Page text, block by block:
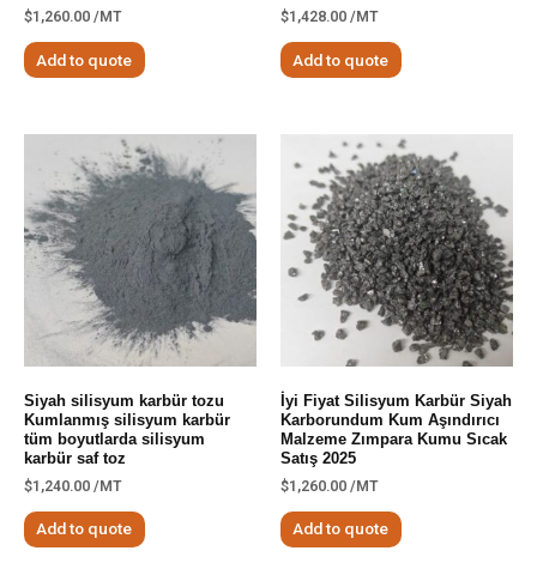
$1,260.00 /MT
Add to quote
$1,428.00 /MT
Add to quote
Siyah silisyum karbür tozu
Kumlanmış silisyum karbür
tüm boyutlarda silisyum
karbür saf toz
$1,240.00 /MT
Add to quote
İyi Fiyat Silisyum Karbür Siyah
Karborundum Kum Aşındırıcı
Malzeme Zımpara Kumu Sıcak
Satış 2025
$1,260.00 /MT
Add to quote